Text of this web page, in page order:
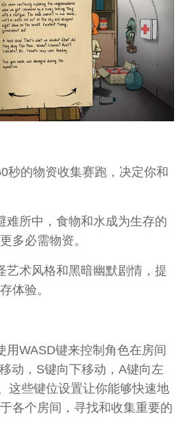
的物资收集赛跑，决定你和
所中，食物和水成为生存的
多必需物资。
术风格和黑暗幽默剧情，提
体验。
WASD键来控制角色在房间
动，S键向下移动，A键向左
这些键位设置让你能够快速地
各个房间，寻找和收集重要的